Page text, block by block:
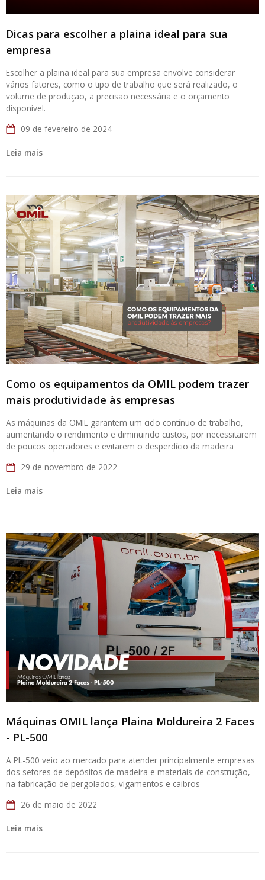
Dicas para escolher a plaina ideal para sua
empresa
Escolher a plaina ideal para sua empresa envolve considerar
vários fatores, como o tipo de trabalho que será realizado, o
volume de produção, a precisão necessária e o orçamento
disponível.
09 de fevereiro de 2024
Leia mais
Como os equipamentos da OMIL podem trazer
mais produtividade às empresas
As máquinas da OMIL garantem um ciclo contínuo de trabalho,
aumentando o rendimento e diminuindo custos, por necessitarem
de poucos operadores e evitarem o desperdício da madeira
29 de novembro de 2022
Leia mais
Máquinas OMIL lança Plaina Moldureira 2 Faces
- PL-500
A PL-500 veio ao mercado para atender principalmente empresas
dos setores de depósitos de madeira e materiais de construção,
na fabricação de pergolados, vigamentos e caibros
26 de maio de 2022
Leia mais